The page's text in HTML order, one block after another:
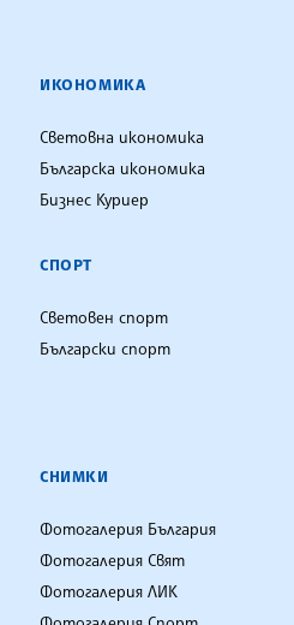
ИКОНОМИКА
Световна икономика
Българска икономика
Бизнес Куриер
СПОРТ
Световен спорт
Български спорт
СНИМКИ
Фотогалерия България
Фотогалерия Свят
Фотогалерия ЛИК